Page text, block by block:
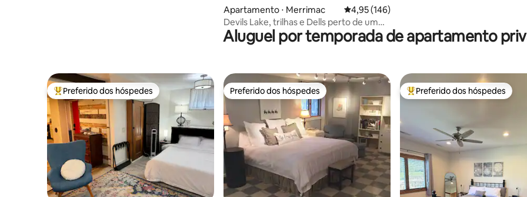
Apartamento ⋅ Merrimac 4,95 de uma avaliação média de 5, 146
4,95 (146)
Devils Lake, trilhas e Dells perto de um
retiro tranquilo
Aluguel por temporada de apartamento
Entre os melhores preferidos dos hóspedes
Preferido dos hóspedes Preferido dos hóspedes
Preferido dos hóspedes Entre os melhores preferidos
Preferido dos hóspedes